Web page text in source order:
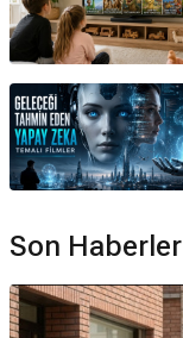
Son Haberler